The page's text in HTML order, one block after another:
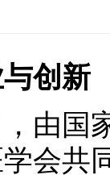
创新
国
会共